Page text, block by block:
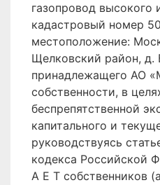
газопровод высокого
кадастровый номер
местоположение:
Щелковский район,
принадлежащего АО
собственности, в
беспрепятственной
капитального и
руководствуясь
кодекса Российской
А Е Т собственников